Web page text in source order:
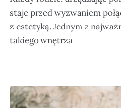
staje przed wyzwaniem
z estetyką. Jednym z
takiego wnętrza